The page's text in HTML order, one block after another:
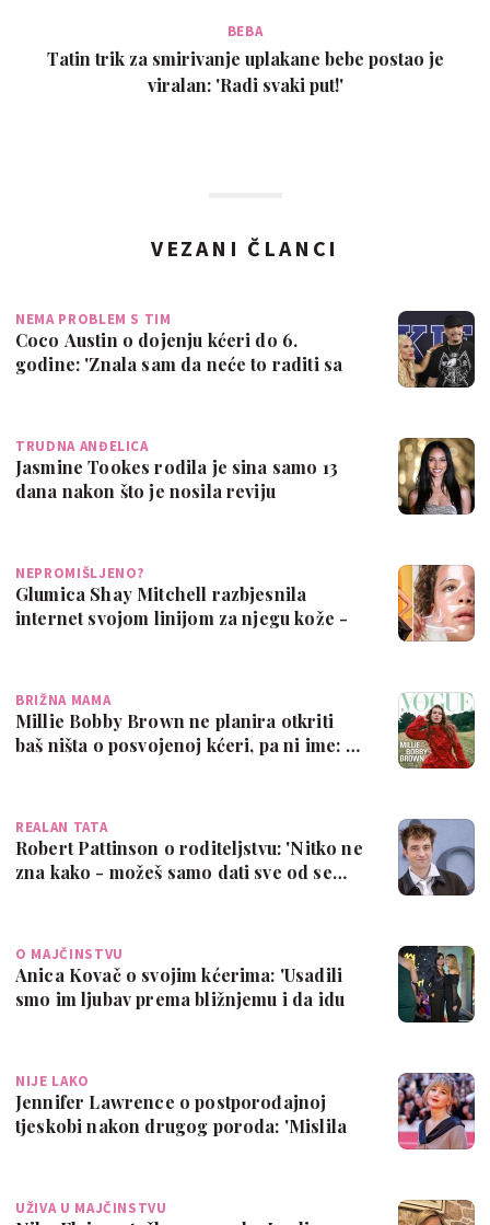
BEBA
Tatin trik za smirivanje uplakane bebe postao je
viralan: 'Radi svaki put!'
VEZANI ČLANCI
NEMA PROBLEM S TIM
Coco Austin o dojenju kćeri do 6.
godine: 'Znala sam da neće to raditi sa
TRUDNA ANĐELICA
Jasmine Tookes rodila je sina samo 13
dana nakon što je nosila reviju
NEPROMIŠLJENO?
Glumica Shay Mitchell razbjesnila
internet svojom linijom za njegu kože -
BRIŽNA MAMA
Millie Bobby Brown ne planira otkriti
baš ništa o posvojenoj kćeri, pa ni ime: …
REALAN TATA
Robert Pattinson o roditeljstvu: 'Nitko ne
zna kako - možeš samo dati sve od se…
O MAJČINSTVU
Anica Kovač o svojim kćerima: 'Usadili
smo im ljubav prema bližnjemu i da idu
NIJE LAKO
Jennifer Lawrence o postporođajnoj
tjeskobi nakon drugog poroda: 'Mislila
UŽIVA U MAJČINSTVU